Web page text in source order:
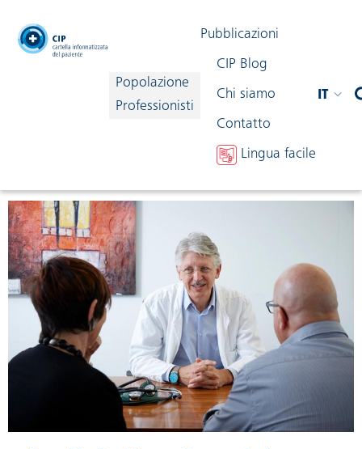
navigazione
Popolazione
Professionisti
Pubblicazioni
CIP Blog
Chi siamo
Contatto
Lingua facile
IT
Condividi contenuto